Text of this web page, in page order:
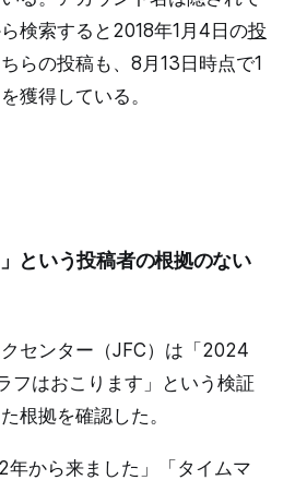
検索すると2018年1月4日の投
らの投稿も、8月13日時点で1
獲得している。
という投稿者の根拠のない
センター（JFC）は「2024
フはおこります」という検証
根拠を確認した。
から来ました」「タイムマ